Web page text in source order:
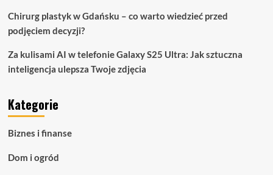
Chirurg plastyk w Gdańsku – co warto wiedzieć przed
podjęciem decyzji?
Za kulisami AI w telefonie Galaxy S25 Ultra: Jak sztuczna
inteligencja ulepsza Twoje zdjęcia
Kategorie
Biznes i finanse
Dom i ogród